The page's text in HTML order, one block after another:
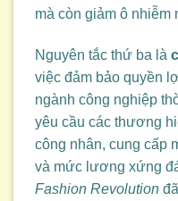
mà còn giảm ô nhiễm
Nguyên tắc thứ ba là
việc đảm bảo quyền
ngành công nghiệp
yêu cầu các thương
công nhân, cung cấp
và mức lương xứng
Fashion Revolution